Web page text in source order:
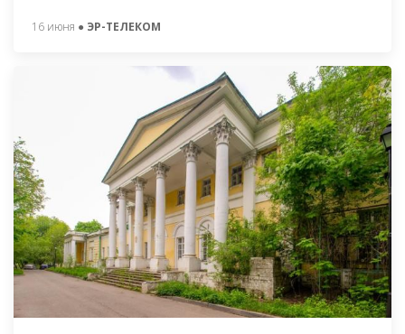
16 июня ● ЭР-ТЕЛЕКОМ